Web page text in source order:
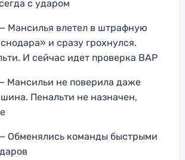
с ударом
Мансилья влетел в штрафную
и сразу грохнулся.
И сейчас идет проверка ВАР
Мансильи не поверила даже
Пенальти не назначен,
Обменялись команды быстрыми